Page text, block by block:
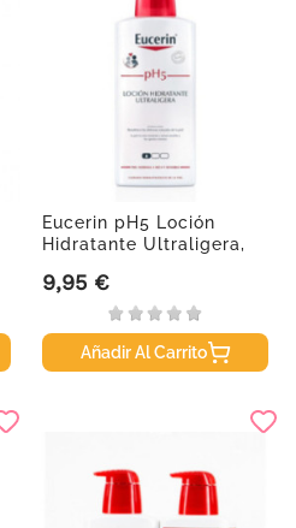
Eucerin pH5 Loción
Hidratante Ultraligera,
Precio
9,95 €
Añadir Al Carrito